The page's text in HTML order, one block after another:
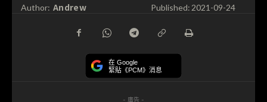
Author: Andrew Published:2021-09-24
在 Google
緊貼《PCM》消息
- 廣告 -